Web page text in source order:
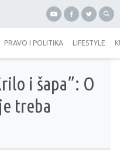
PRAVO I POLITIKA LIFESTYLE
i šapa”: O
treba